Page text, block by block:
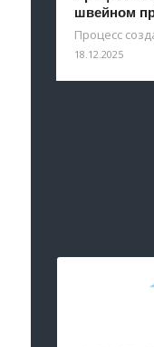
швейном
Процесс
18.12.2025